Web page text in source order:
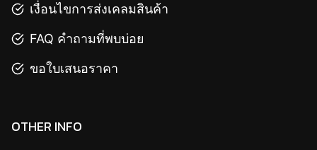
เงื่อนไขการส่งเคลมสินค้า
FAQ คำถามที่พบบ่อย
ขอใบเสนอราคา
OTHER INFO